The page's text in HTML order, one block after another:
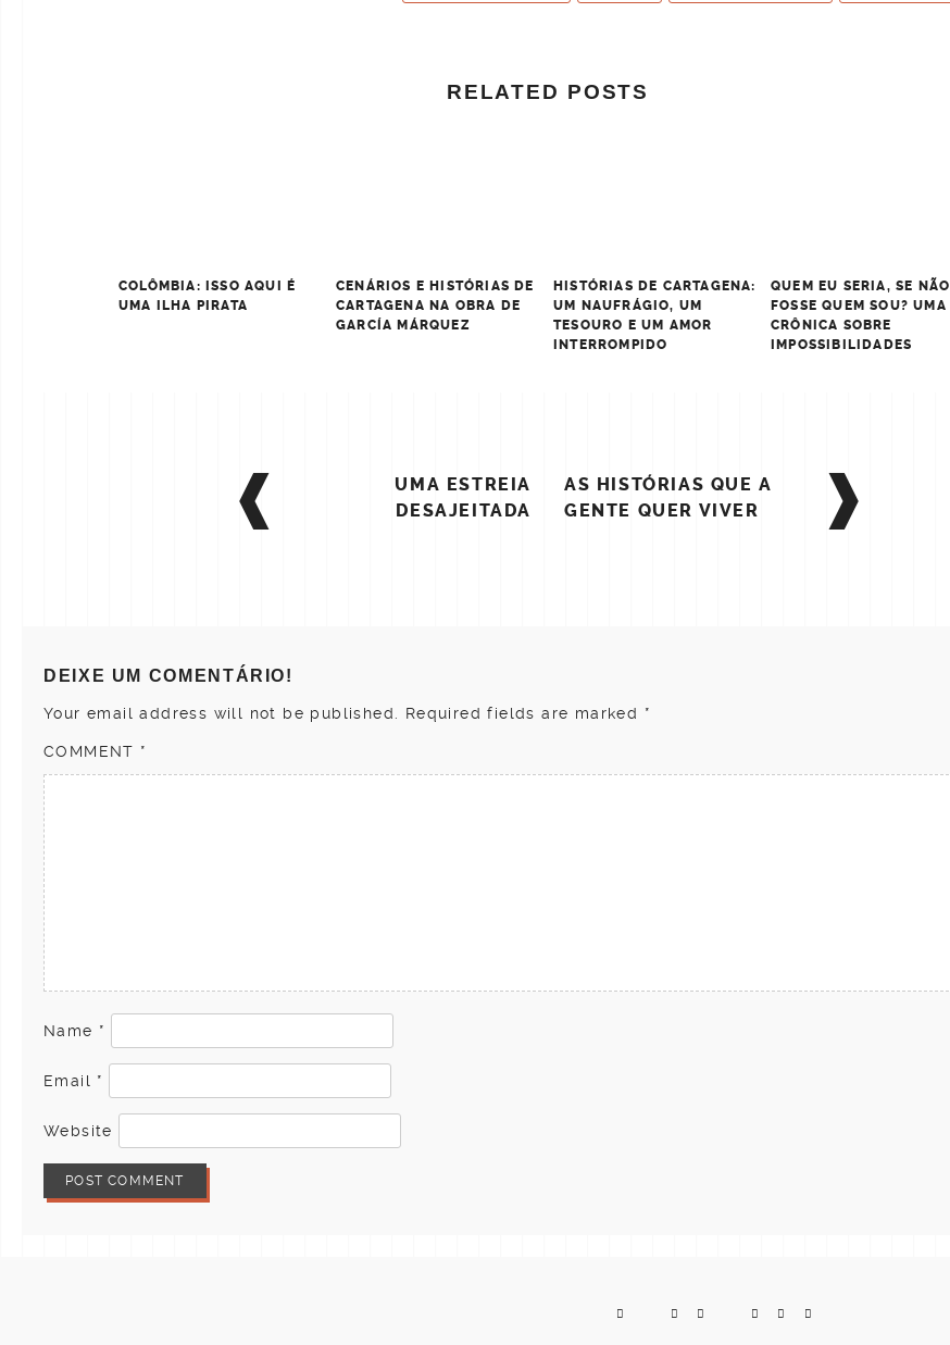
RELATED POSTS
COLÔMBIA: ISSO AQUI É
UMA ILHA PIRATA
CENÁRIOS E HISTÓRIAS DE
CARTAGENA NA OBRA DE
GARCÍA MÁRQUEZ
HISTÓRIAS DE CARTAGENA:
UM NAUFRÁGIO, UM
TESOURO E UM AMOR
INTERROMPIDO
QUEM EU SERIA, SE NÃO
FOSSE QUEM SOU? UMA
CRÔNICA SOBRE
IMPOSSIBILIDADES
POST
NAVIGATIONUMA ESTREIA
DESAJEITADA
AS HISTÓRIAS QUE A
GENTE QUER VIVER
DEIXE UM COMENTÁRIO!
Your email address will not be published. Required fields are marked *
COMMENT *
Name *
Email *
Website